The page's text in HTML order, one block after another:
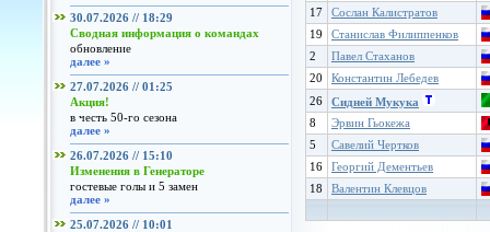
30.07.2026 // 18:29
Сводная информация о командах
обновление
далее »
27.07.2026 // 01:25
Акция!
в честь 50-го сезона
далее »
26.07.2026 // 15:10
Изменения в Генераторе
гостевые голы и 5 замен
далее »
25.07.2026 // 10:01
17
Сослан Калистратов
19
Станислав Филиппенков
2
Павел Стаханов
20
Константин Лебедев
26
Сидней Мукука
8
Эрвин Гьокежа
5
Савелий Чертков
16
Георгий Дементьев
18
Валентин Клевцов